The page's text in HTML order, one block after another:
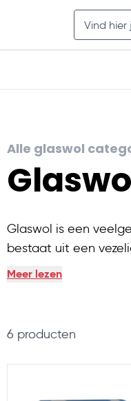
binnen 4-7 werkdagen
Search
Alle glaswol
Glaswol is een
bestaat uit een
Bouwmaterialen
Meer lezen
6 producten